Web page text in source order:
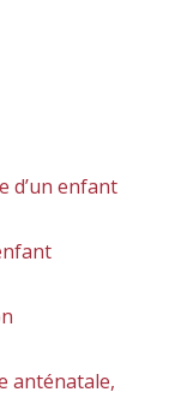
d’un enfant
anténatale,